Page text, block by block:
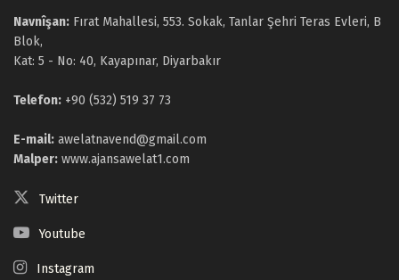
Navnîşan: Fırat Mahallesi, 553. Sokak, Tanlar Şehri Teras Evleri, B
Blok,
Kat: 5 - No: 40, Kayapınar, Diyarbakır
Telefon: +90 (532) 519 37 73
E-mail: awelatnavend@gmail.com
Malper: www.ajansawelat1.com
Twitter
Youtube
Instagram